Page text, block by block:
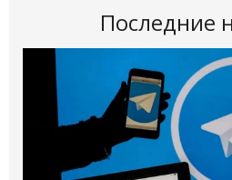
Последние